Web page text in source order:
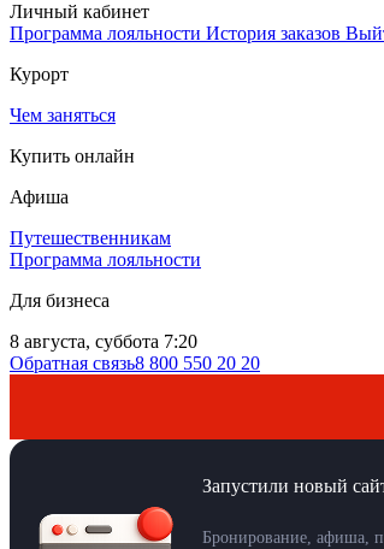
Личный кабинет
Программа лояльности История заказов
Курорт
Чем заняться
Купить онлайн
Афиша
Путешественникам
Программа лояльности
Для бизнеса
8 августа, суббота 7:20
Обратная связь8 800 550 20 20
Для
Запустили новый
Бронирование, афиша,